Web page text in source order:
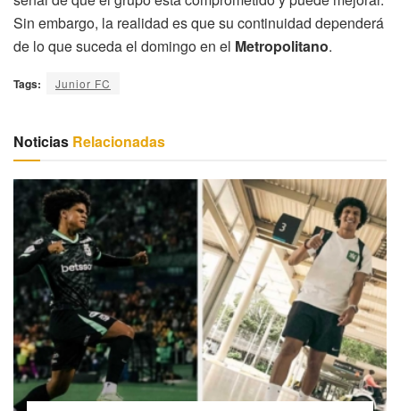
Sin embargo, la realidad es que su continuidad dependerá
de lo que suceda el domingo en el Metropolitano.
Tags: Junior FC
Noticias Relacionadas